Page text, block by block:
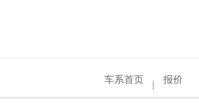
车系首页 | 报价